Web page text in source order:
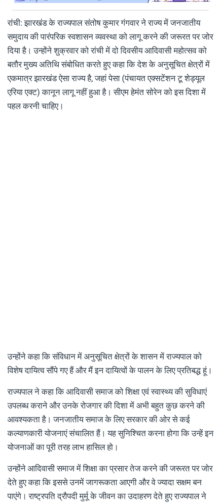
रांची: झारखंड के राज्यपाल संतोष कुमार गंगवार ने राज्य में जनजातीय
समुदाय की पारंपरिक स्वशासन व्यवस्था को लागू करने की जरूरत पर जोर
दिया है। उन्होंने शुक्रवार को रांची में दो दिवसीय आदिवासी महोत्सव को
बतौर मुख्य अतिथि संबोधित करते हुए कहा कि देश के अनुसूचित क्षेत्रों में
एकमात्र झारखंड ऐसा राज्य है, जहां पेसा (पंचायत एक्सटेंशन टू शेड्यूल
एरिया एक्ट) कानून लागू नहीं हुआ है। सीएम हेमंत सोरेन को इस दिशा में
पहल करनी चाहिए।
उन्होंने कहा कि संविधान में अनुसूचित क्षेत्रों के शासन में राज्यपाल को
विशेष दायित्व सौंपे गए हैं और मैं इन दायित्वों के पालन के लिए प्रतिबद्ध हूं।
राज्यपाल ने कहा कि आदिवासी समाज को शिक्षा एवं स्वास्थ्य की सुविधाएं
उपलब्ध कराने और उनके रोजगार की दिशा में अभी बहुत कुछ करने की
आवश्यकता है। जनजातीय समाज के लिए सरकार की ओर से कई
कल्याणकारी योजनाएं संचालित हैं। यह सुनिश्चित करना होगा कि उन्हें इन
योजनाओं का पूरी तरह लाभ हासिल हो।
उन्होंने आदिवासी समाज में शिक्षा का प्रसार तेज करने की जरूरत पर जोर
देते हुए कहा कि इससे उनमें जागरूकता आएगी और वे ज्यादा सक्षम बन
पाएंगे। राष्ट्रपति द्रौपदी मुर्मू के जीवन का उदाहरण देते हुए राज्यपाल ने